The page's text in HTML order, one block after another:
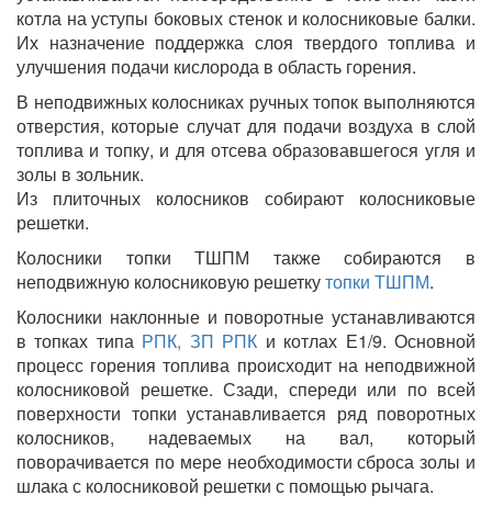
котла на уступы боковых стенок и колосниковые балки.
Их назначение поддержка слоя твердого топлива и
улучшения подачи кислорода в область горения.
В неподвижных колосниках ручных топок выполняются
отверстия, которые случат для подачи воздуха в слой
топлива и топку, и для отсева образовавшегося угля и
золы в зольник.
Из плиточных колосников собирают колосниковые
решетки.
Колосники топки ТШПМ также собираются в
неподвижную колосниковую решеткутопки ТШПМ.
Колосники наклонные и поворотные устанавливаются
в топках типа РПК, ЗП РПК и котлах Е1/9. Основной
процесс горения топлива происходит на неподвижной
колосниковой решетке. Сзади, спереди или по всей
поверхности топки устанавливается ряд поворотных
колосников, надеваемых на вал, который
поворачивается по мере необходимости сброса золы и
шлака с колосниковой решетки с помощью рычага.